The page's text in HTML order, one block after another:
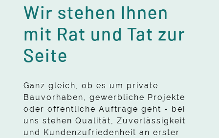
Wir stehen Ihnen
mit Rat und Tat zur
Seite
Ganz gleich, ob es um private
Bauvorhaben, gewerbliche Projekte
oder öffentliche Aufträge geht - bei
uns stehen Qualität, Zuverlässigkeit
und Kundenzufriedenheit an erster